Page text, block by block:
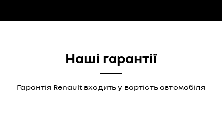
Наші гарантії
Гарантія Renault входить у вартість автомобіля